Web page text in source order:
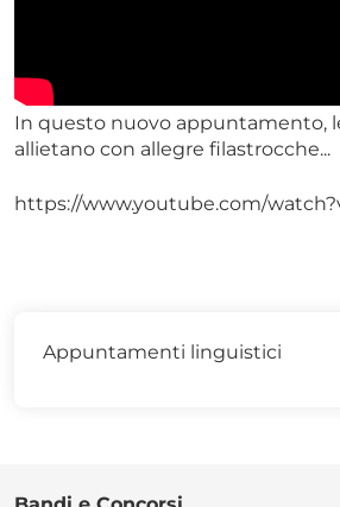
In questo nuovo appuntamento,
allietano con allegre filastrocche...
https://www.youtube.com/
Appuntamenti linguistici